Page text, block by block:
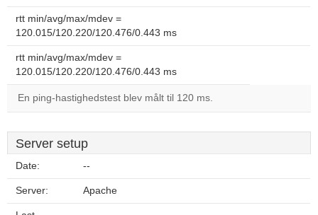
rtt min/avg/max/mdev =
120.015/120.220/120.476/0.443 ms
rtt min/avg/max/mdev =
120.015/120.220/120.476/0.443 ms
En ping-hastighedstest blev målt til 120 ms.
Server setup
Date: --
Server: Apache